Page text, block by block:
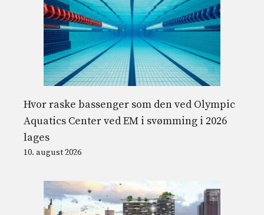
Hvor raske bassenger som den ved Olympic
Aquatics Center ved EM i svømming i 2026
lages
10. august 2026